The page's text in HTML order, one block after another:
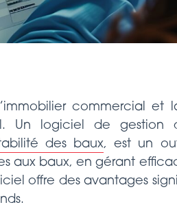
commercial et
Un logiciel de gestion
des baux, est un
aux baux, en gérant
offre des avantages